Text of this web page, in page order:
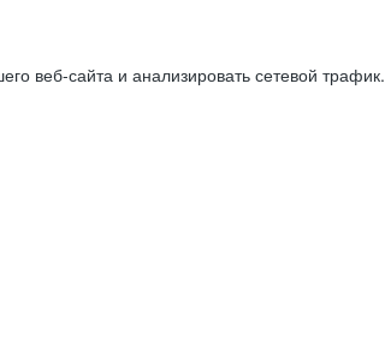
веб-сайта и анализировать сетевой трафик.